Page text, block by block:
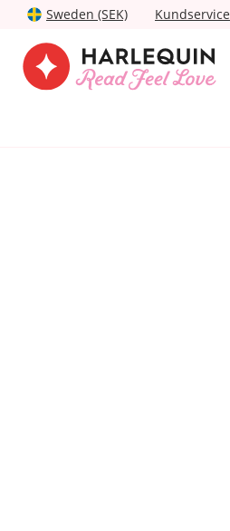
Sweden (SEK) Kundservice